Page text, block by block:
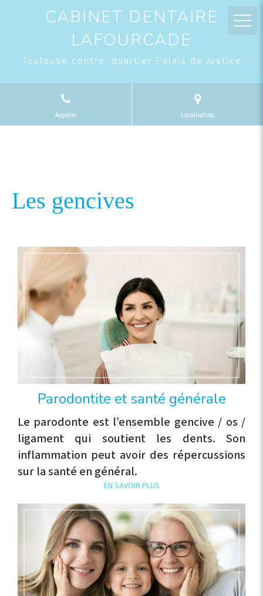
CABINET DENTAIRE
LAFOURCADE
Toulouse centre, quartier Palais de Justice
Appeler Localisation
Les gencives
Parodontite et santé générale
Le parodonte est l’ensemble gencive / os /
ligament qui soutient les dents. Son
inflammation peut avoir des répercussions
sur la santé en général.
EN SAVOIR PLUS